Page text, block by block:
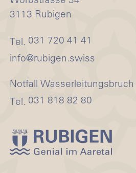
3113 Rubigen
Tel. 031 720 41 41
nf
r b g n sw ss
Notfall Wasserleitungsbruch
Tel. 031 818 82 80